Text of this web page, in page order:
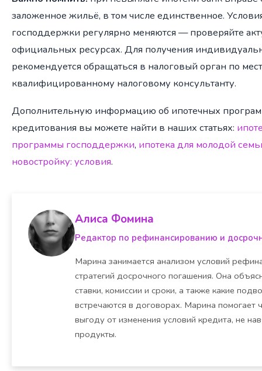
заложенное жильё, в том числе единственное.
господдержки регулярно меняются — проверяйте
официальных ресурсах. Для получения
рекомендуется обращаться в налоговый орган по
квалифицированному налоговому консультанту.
Дополнительную информацию об ипотечных
кредитования вы можете найти в наших статьях:
программы господдержки, ипотека для молодой
новостройку: условия.
Алиса Фомина
Редактор по рефинансированию и
Марина занимается анализом условий
стратегий досрочного погашения. Она
ставки, комиссии и сроки, а также какие
встречаются в договорах. Марина помогает
выгоду от изменения условий кредита, не
продукты.